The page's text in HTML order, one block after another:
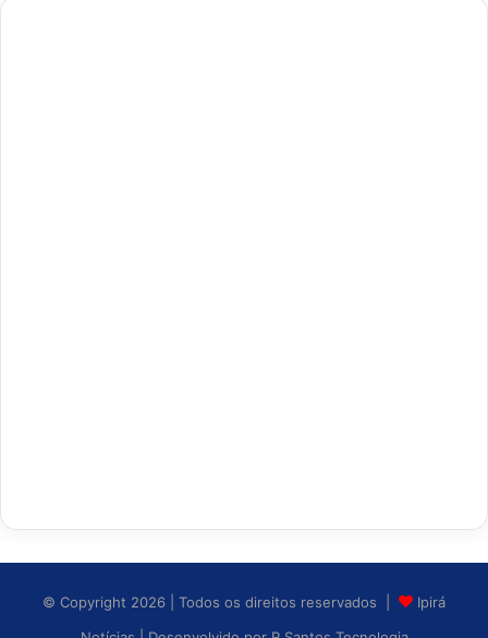
© Copyright 2026 | Todos os direitos reservados |
Ipirá